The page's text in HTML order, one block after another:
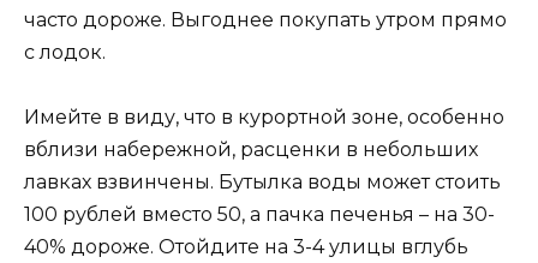
часто дороже. Выгоднее покупать утром прямо
с лодок.
Имейте в виду, что в курортной зоне, особенно
вблизи набережной, расценки в небольших
лавках взвинчены. Бутылка воды может стоить
100 рублей вместо 50, а пачка печенья – на 30-
40% дороже. Отойдите на 3-4 улицы вглубь